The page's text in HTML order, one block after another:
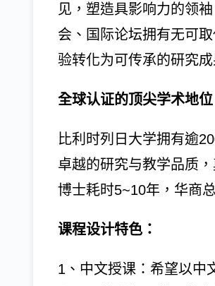
见，塑造具影响力的领
会、国际论坛拥有无可
验转化为可传承的研究
全球认证的顶尖学术地
比利时列日大学拥有逾
卓越的研究与教学品质
博士耗时5~10年，华商
课程设计特色：
1、中文授课：希望以中